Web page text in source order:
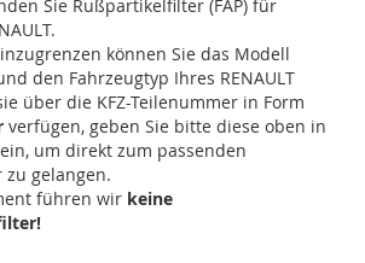
Sie Rußpartikelfilter (FAP) für
können Sie das Modell
den Fahrzeugtyp Ihres RENAULT
über die KFZ-Teilenummer in Form
verfügen, geben Sie bitte diese oben in
um direkt zum passenden
gelangen.
führen wir keine